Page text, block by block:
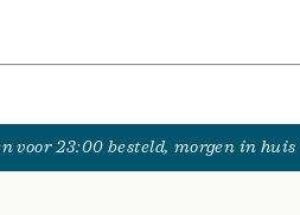
voor 23:00 besteld, morgen in huis